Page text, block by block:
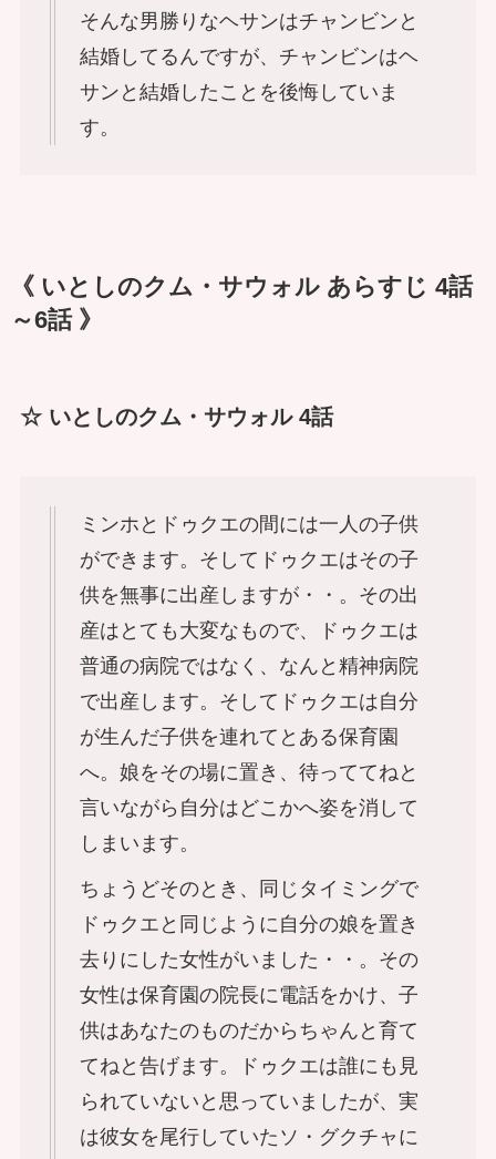
そんな男勝りなヘサンはチャンビンと
結婚してるんですが、チャンビンはヘ
サンと結婚したことを後悔していま
す。
《 いとしのクム・サウォル あらすじ 4話
～6話 》
☆ いとしのクム・サウォル 4話
ミンホとドゥクエの間には一人の子供
ができます。そしてドゥクエはその子
供を無事に出産しますが・・。その出
産はとても大変なもので、ドゥクエは
普通の病院ではなく、なんと精神病院
で出産します。そしてドゥクエは自分
が生んだ子供を連れてとある保育園
へ。娘をその場に置き、待っててねと
言いながら自分はどこかへ姿を消して
しまいます。
ちょうどそのとき、同じタイミングで
ドゥクエと同じように自分の娘を置き
去りにした女性がいました・・。その
女性は保育園の院長に電話をかけ、子
供はあなたのものだからちゃんと育て
てねと告げます。ドゥクエは誰にも見
られていないと思っていましたが、実
は彼女を尾行していたソ・グクチャに